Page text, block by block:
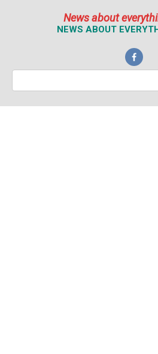
News about
NEWS ABOUT
Поиск: